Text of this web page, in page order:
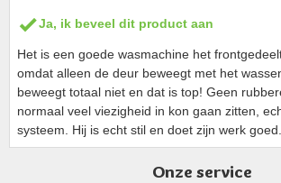
Ja, ik beveel dit product aan
Het is een goede wasmachine het
omdat alleen de deur beweegt met het
beweegt totaal niet en dat is top! Geen
normaal veel viezigheid in kon gaan zitten,
systeem. Hij is echt stil en doet zijn werk goed.
Onze service